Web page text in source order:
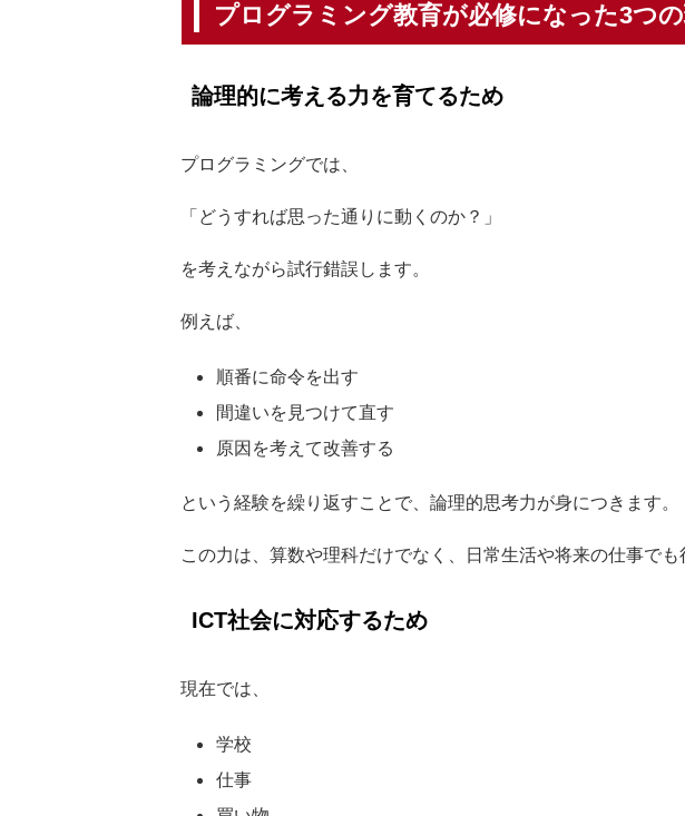
プログラミング教育が必修になった3つ
論理的に考える力を育てるため
プログラミングでは、
「どうすれば思った通りに動くのか？」
を考えながら試行錯誤します。
例えば、
順番に命令を出す
間違いを見つけて直す
原因を考えて改善する
という経験を繰り返すことで、論理的思考力が身につきます。
この力は、算数や理科だけでなく、日常生活や将来の仕事でも
ICT社会に対応するため
現在では、
学校
仕事